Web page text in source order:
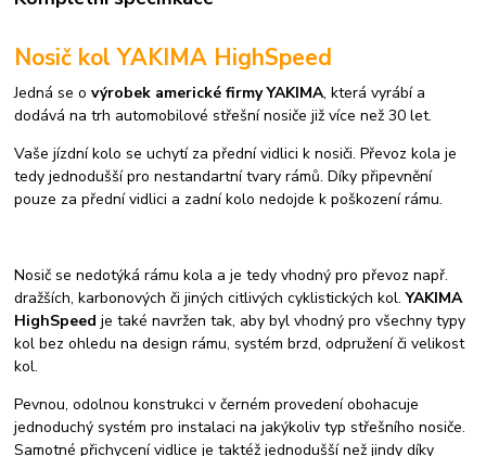
Nosič kol YAKIMA HighSpeed
Jedná se ovýrobek americké firmy YAKIMA, která vyrábí a
dodává na trh automobilové střešní nosiče již více než 30 let.
Vaše jízdní kolo se uchytí za přední vidlici k nosiči. Převoz kola je
tedy jednodušší pro nestandartní tvary rámů. Díky připevnění
pouze za přední vidlici a zadní kolo nedojde k poškození rámu.
Nosič se nedotýká rámu kola a je tedy vhodný pro převoz např.
dražších, karbonových či jiných citlivých cyklistických kol.YAKIMA
HighSpeedje také navržen tak, aby byl vhodný pro všechny typy
kol bez ohledu na design rámu, systém brzd, odpružení či velikost
kol.
Pevnou, odolnou konstrukci v černém provedení obohacuje
jednoduchý systém pro instalaci na jakýkoliv typ střešního nosiče.
Samotné přichycení vidlice je taktéž jednodušší než jindy díky